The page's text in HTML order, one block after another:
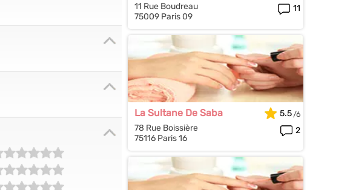
11 Rue Boudreau
75009 Paris 09
11
La Sultane De Saba
78 Rue Boissière
75116 Paris 16
5.5
2